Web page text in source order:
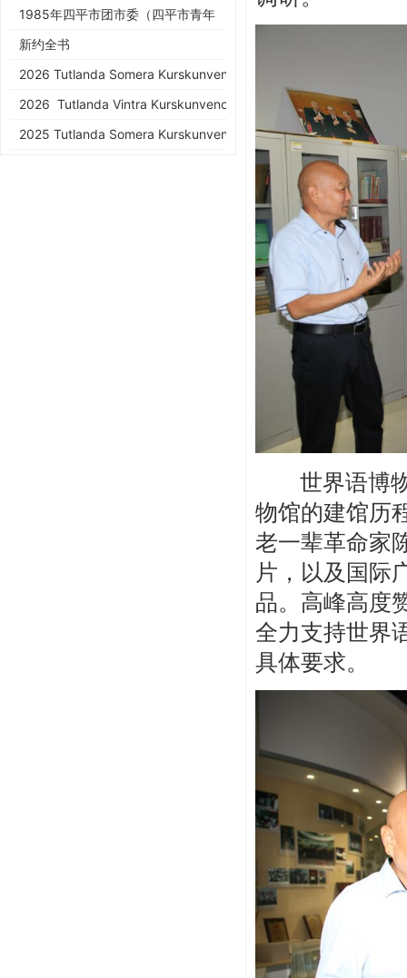
立大会请柬
1985年四平市团市委（四平市青年
世协筹）请柬
新约全书
2026 Tutlanda Somera Kurskunveno de KEA
2026 Tutlanda Vintra Kurskunveno de KEA
2025 Tutlanda Somera Kurskunveno de KEA
世界语博物
物馆的建馆历
老一辈革命家
片，以及国际
品。高峰高度
全力支持世界
具体要求。